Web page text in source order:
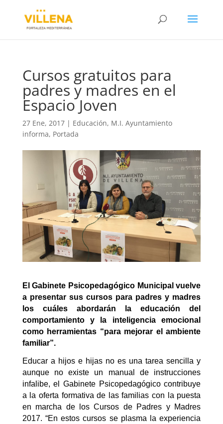
Cursos gratuitos para
padres y madres en el
Espacio Joven
27 Ene, 2017| Educación, M.I. Ayuntamiento
informa, Portada
El Gabinete Psicopedagógico Municipal vuelve
a presentar sus cursos para padres y madres
los cuáles abordarán la educación del
comportamiento y la inteligencia emocional
como herramientas “para mejorar el ambiente
familiar”.
Educar a hijos e hijas no es una tarea sencilla y
aunque no existe un manual de instrucciones
infalibe, el Gabinete Psicopedagógicocontribuye
a la oferta formativa de las familias con la puesta
en marcha de los Cursos de Padres y Madres
2017. “En estos cursos se plasma la experiencia